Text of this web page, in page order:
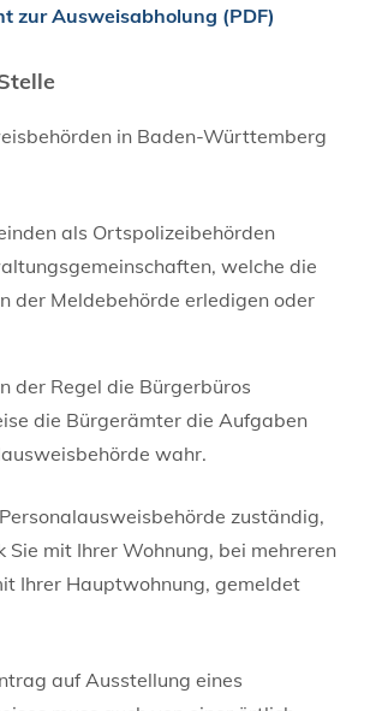
zur Ausweisabholung (PDF)
in Baden-Württemberg
als Ortspolizeibehörden
welche die
der Meldebehörde erledigen oder
der Regel die Bürgerbüros
die Bürgerämter die Aufgaben
wahr.
zuständig,
Sie mit Ihrer Wohnung, bei mehreren
Ihrer Hauptwohnung, gemeldet
auf Ausstellung eines